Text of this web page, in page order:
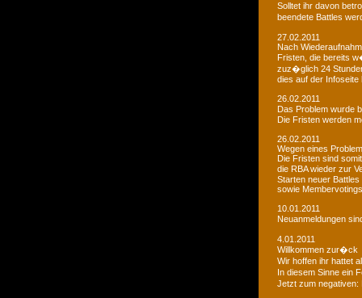
Solltet ihr davon
beendete Battles
27.02.2011
Nach
Fristen, die bereits
zuz�glich 24
dies auf der
26.02.2011
Das Problem wurde
Die Fristen werden
26.02.2011
Wegen eines
Die Fristen sind
die RBA wieder zur
Starten neuer Battles
sowie
10.01.2011
Neuanmeldungen
4.01.2011
Willkommen zur�ck
Wir hoffen ihr hattet
In diesem Sinne ein
Jetzt zum negativen: